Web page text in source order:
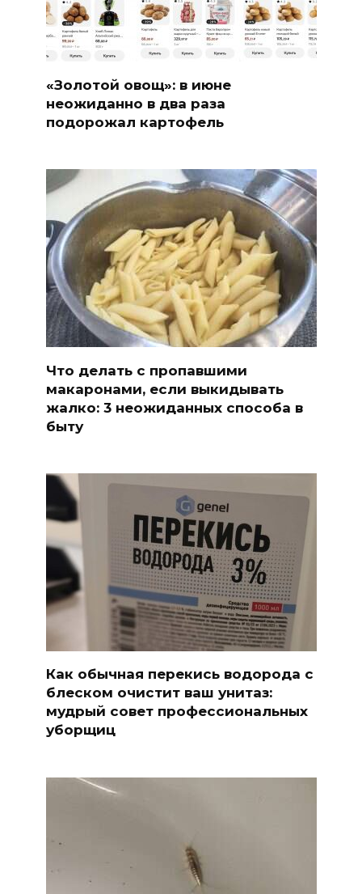
«Золотой овощ»: в июне
неожиданно в два раза
подорожал картофель
Что делать с пропавшими
макаронами, если выкидывать
жалко: 3 неожиданных способа в
быту
Как обычная перекись водорода с
блеском очистит ваш унитаз:
мудрый совет профессиональных
уборщиц